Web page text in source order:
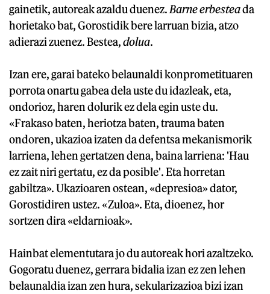
gainetik, autoreak azaldu duenez. Barne erbesteada
horietako bat, Gorostidik bere larruan bizia, atzo
adierazi zuenez. Bestea,dolua.
Izan ere, garai bateko belaunaldi konprometituaren
porrota onartu gabea dela uste du idazleak, eta,
ondorioz, haren dolurik ez dela egin uste du.
«Frakaso baten, heriotza baten, trauma baten
ondoren, ukazioa izaten da defentsa mekanismorik
larriena, lehen gertatzen dena, baina larriena: 'Hau
ez zait niri gertatu, ez da posible'. Eta horretan
gabiltza». Ukazioaren ostean, «depresioa» dator,
Gorostidiren ustez. «Zuloa». Eta, dioenez, hor
sortzen dira «eldarnioak».
Hainbat elementutara jo du autoreak hori azaltzeko.
Gogoratu duenez, gerrara bidalia izan ez zen lehen
belaunaldia izan zen hura, sekularizazioa bizi izan